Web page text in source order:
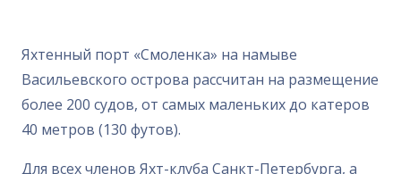
Яхтенный порт «Смоленка» на намыве
Васильевского острова рассчитан на размещение
более 200 судов, от самых маленьких до катеров
40 метров (130 футов).
Для всех членов Яхт-клуба Санкт-Петербурга, а